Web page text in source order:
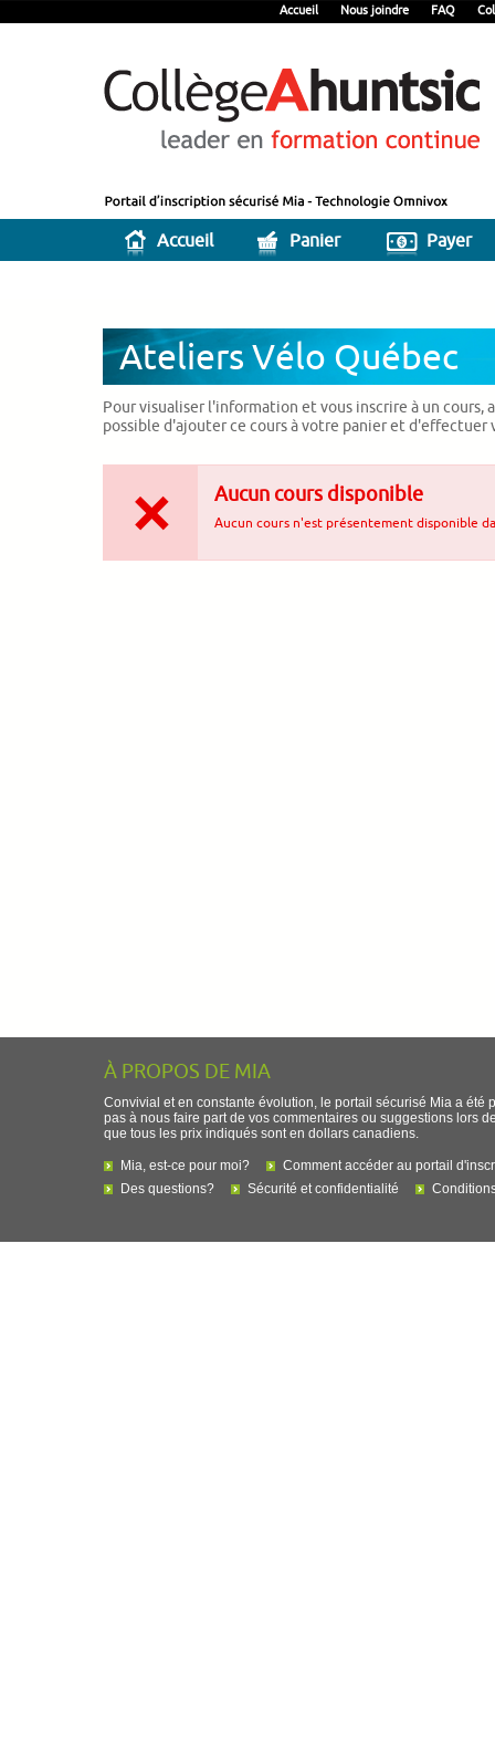
Accueil Nous joindre FAQ
Accueil Panier Payer
Ateliers Vélo Québec
Pour visualiser l'information et vous inscrire à un cours,
possible d'ajouter ce cours à votre panier et d'effectuer
Aucun cours disponible
Aucun cours n'est présentement disponible
À PROPOS DE MIA
Convivial et en constante évolution, le portail sécurisé Mia a été
pas à nous faire part de vos commentaires ou suggestions lors
que tous les prix indiqués sont en dollars canadiens.
Mia, est-ce pour moi?
Comment accéder au portail
Des questions?
Sécurité et confidentialité